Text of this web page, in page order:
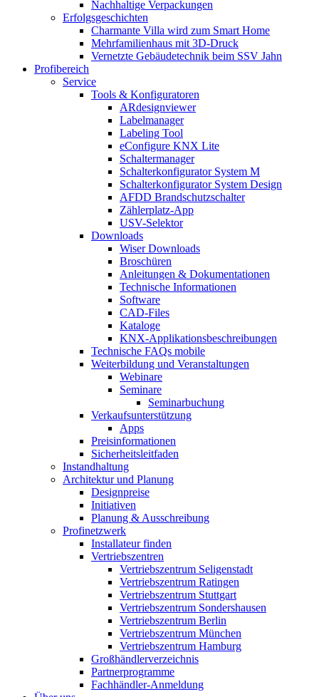
Nachhaltige Verpackungen
Erfolgsgeschichten
Charmante Villa wird zum Smart Home
Mehrfamilienhaus mit 3D-Druck
Vernetzte Gebäudetechnik beim SSV Jahn
Profibereich
Service
Tools & Konfiguratoren
ARdesignviewer
Labelmanager
Labeling Tool
eConfigure KNX Lite
Schaltermanager
Schalterkonfigurator System M
Schalterkonfigurator System Design
AFDD Brandschutzschalter
Zählerplatz-App
USV-Selektor
Downloads
Wiser Downloads
Broschüren
Anleitungen & Dokumentationen
Technische Informationen
Software
CAD-Files
Kataloge
KNX-Applikationsbeschreibungen
Technische FAQs mobile
Weiterbildung und Veranstaltungen
Webinare
Seminare
Seminarbuchung
Verkaufsunterstützung
Apps
Preisinformationen
Sicherheitsleitfaden
Instandhaltung
Architektur und Planung
Designpreise
Initiativen
Planung & Ausschreibung
Profinetzwerk
Installateur finden
Vertriebszentren
Vertriebszentrum Seligenstadt
Vertriebszentrum Ratingen
Vertriebszentrum Stuttgart
Vertriebszentrum Sondershausen
Vertriebszentrum Berlin
Vertriebszentrum München
Vertriebszentrum Hamburg
Großhändlerverzeichnis
Partnerprogramme
Fachhändler-Anmeldung